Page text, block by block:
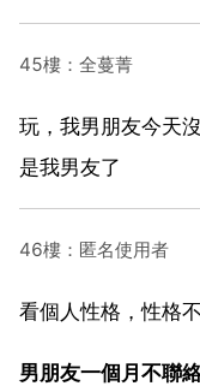
45樓：全蔓菁
玩，我男朋友今天
是我男友了
46樓：匿名使用者
看個人性格，性格
男朋友一個月不聯